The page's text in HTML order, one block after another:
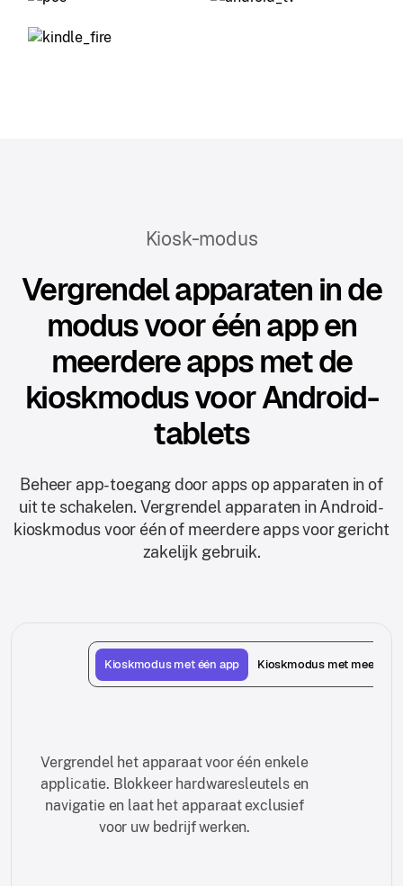
Kiosk-modus
Vergrendel apparaten in de
modus voor één app en
meerdere apps met de
kioskmodus voor Android-
tablets
Beheer app-toegang door apps op apparaten in of
uit te schakelen. Vergrendel apparaten in Android-
kioskmodus voor één of meerdere apps voor gericht
zakelijk gebruik.
Kioskmodus met één app Kioskmodus met meerdere
Vergrendel het apparaat voor één enkele
applicatie. Blokkeer hardwaresleutels en
navigatie en laat het apparaat exclusief
voor uw bedrijf werken.